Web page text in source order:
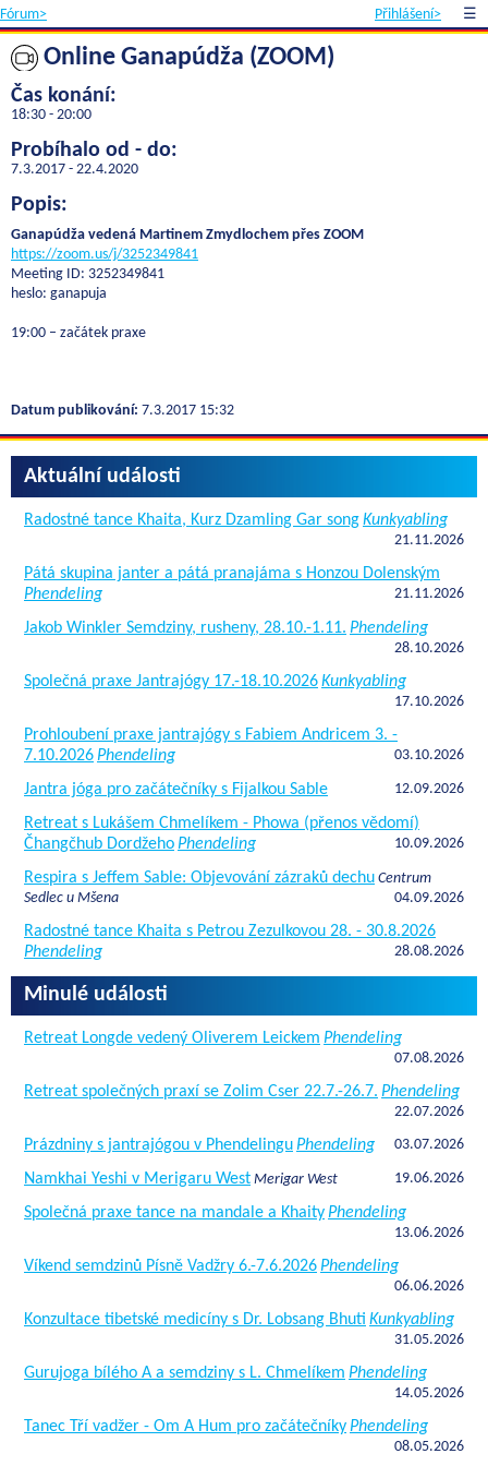
Fórum> Přihlášení> ☰
Online Ganapúdža (ZOOM)
Čas konání:
18:30 - 20:00
Probíhalo od - do:
7.3.2017 - 22.4.2020
Popis:
Ganapúdža vedená Martinem Zmydlochem přes ZOOM
https://zoom.us/j/3252349841
Meeting ID: 3252349841
heslo: ganapuja
19:00 – začátek praxe
Datum publikování: 7.3.2017 15:32
Aktuální události
Radostné tance Khaita, Kurz Dzamling Gar songKunkyabling
21.11.2026
Pátá skupina janter a pátá pranajáma s Honzou Dolenským
Phendeling
21.11.2026
Jakob Winkler Semdziny, rusheny, 28.10.-1.11. Phendeling
28.10.2026
Společná praxe Jantrajógy 17.-18.10.2026Kunkyabling
17.10.2026
Prohloubení praxe jantrajógy s Fabiem Andricem 3. -
7.10.2026Phendeling 03.10.2026
Jantra jóga pro začátečníky s Fijalkou Sable 12.09.2026
Retreat s Lukášem Chmelíkem - Phowa (přenos vědomí)
Čhangčhub DordžehoPhendeling 10.09.2026
Respira s Jeffem Sable: Objevování zázraků dechu Centrum
Sedlec u Mšena
04.09.2026
Radostné tance Khaita s Petrou Zezulkovou 28. - 30.8.2026
Phendeling
28.08.2026
Minulé události
Retreat Longde vedený Oliverem Leickem Phendeling
07.08.2026
Retreat společných praxí se Zolim Cser 22.7.-26.7. Phendeling
22.07.2026
Prázdniny s jantrajógou v PhendelinguPhendeling 03.07.2026
Namkhai Yeshi v Merigaru West Merigar West 19.06.2026
Společná praxe tance na mandale a KhaityPhendeling
13.06.2026
Víkend semdzinů Písně Vadžry 6.-7.6.2026Phendeling
06.06.2026
Konzultace tibetské medicíny s Dr. Lobsang Bhuti Kunkyabling
31.05.2026
Gurujoga bílého A a semdziny s L. Chmelíkem Phendeling
14.05.2026
Tanec Tří vadžer - Om A Hum pro začátečníkyPhendeling
08.05.2026